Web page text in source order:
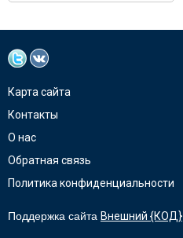
Карта сайта
Контакты
О нас
Обратная связь
Политика конфиденциальности
Поддержка сайта Внешний {КОД}